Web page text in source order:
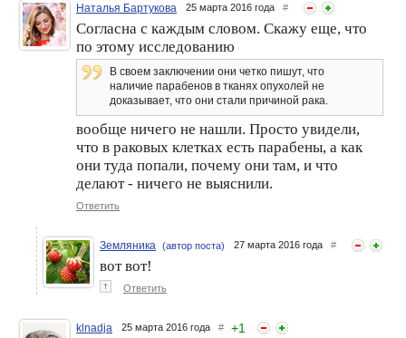
Наталья Бартукова 25 марта 2016 года #
Согласна с каждым словом. Скажу еще, что
по этому исследованию
В своем заключении они четко пишут, что
наличие парабенов в тканях опухолей не
доказывает, что они стали причиной рака.
вообще ничего не нашли. Просто увидели,
что в раковых клетках есть парабены, а как
они туда попали, почему они там, и что
делают - ничего не выяснили.
Ответить
Земляника (автор поста) 27 марта 2016 года #
вот вот!
↑ Ответить
klnadja 25 марта 2016 года # +1